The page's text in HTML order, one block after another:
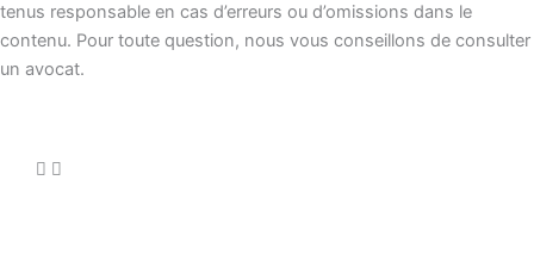
tenus responsable en cas d’erreurs ou d’omissions dans le
contenu. Pour toute question, nous vous conseillons de consulter
un avocat.